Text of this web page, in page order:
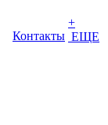
Контакты
+
ЕЩЕ